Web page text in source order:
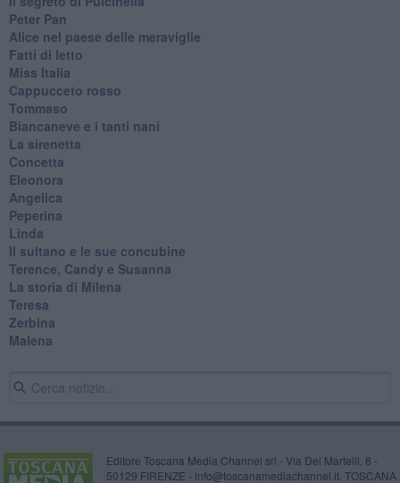
Peter Pan
Alice nel paese delle meraviglie
Fatti di letto
Miss Italia
Cappucceto rosso
Tommaso
Biancaneve e i tanti nani
La sirenetta
Concetta
Eleonora
Angelica
Peperina
Linda
Il sultano e le sue concubine
Terence, Candy e Susanna
La storia di Milena
Teresa
Zerbina
Malena
Editore Toscana Media Channel srl - Via Dei Martelli, 8 -
50129 FIRENZE - info@toscanamediachannel.it. TOSCANA